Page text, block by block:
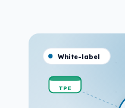
TPE
White-label